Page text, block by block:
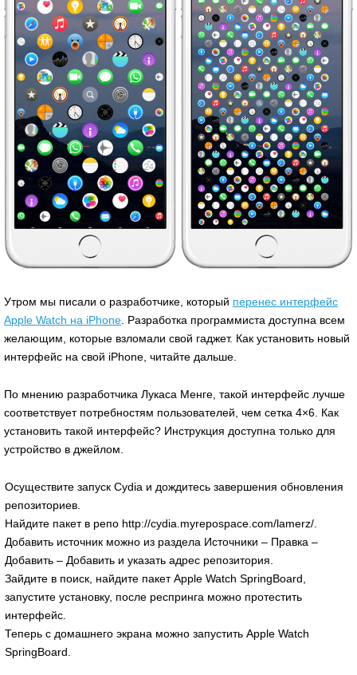
Утром мы писали о разработчике, который перенес интерфейс
Apple Watch на iPhone. Разработка программиста доступна всем
желающим, которые взломали свой гаджет. Как установить новый
интерфейс на свой iPhone, читайте дальше.
По мнению разработчика Лукаса Менге, такой интерфейс лучше
соответствует потребностям пользователей, чем сетка 4×6. Как
установить такой интерфейс? Инструкция доступна только для
устройство в джейлом.
Осуществите запуск Cydia и дождитесь завершения обновления
репозиториев.
Найдите пакет в репо http://cydia.myrepospace.com/lamerz/.
Добавить источник можно из раздела Источники – Правка –
Добавить – Добавить и указать адрес репозитория.
Зайдите в поиск, найдите пакет Apple Watch SpringBoard,
запустите установку, после респринга можно протестить
интерфейс.
Теперь с домашнего экрана можно запустить Apple Watch
SpringBoard.